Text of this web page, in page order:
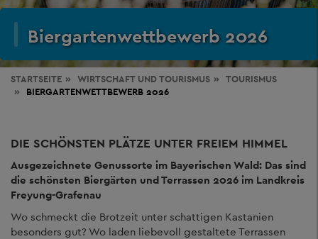
Biergartenwettbewerb 2026
STARTSEITE WIRTSCHAFT UND TOURISMUS
TOURISMUS
BIERGARTENWETTBEWERB 2026
DIE SCHÖNSTEN PLÄTZE UNTER FREIEM HIMMEL
Ausgezeichnete Genussorte im Bayerischen Wald: Das sind
die schönsten Biergärten und Terrassen 2026 im Landkreis
Freyung-Grafenau
Wo schmeckt die Brotzeit unter schattigen Kastanien
besonders gut? Wo laden liebevoll gestaltete Terrassen